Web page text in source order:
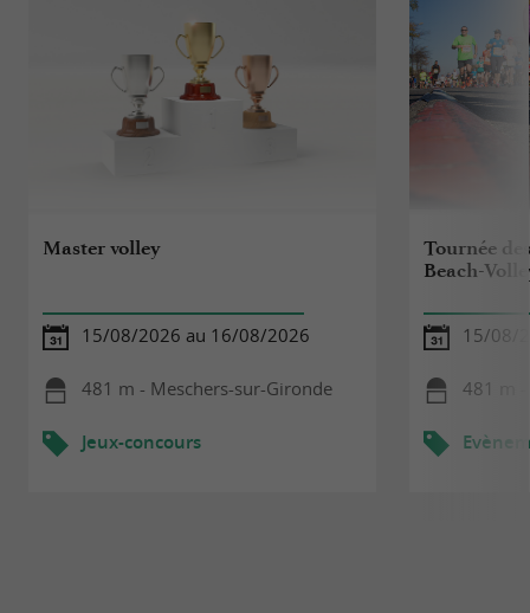
Master volley
15/08/2026 au 16/08/2026
481 m - Meschers-sur-Gironde
Jeux-concours
Tournée
Beach-
15/08/
481 m -